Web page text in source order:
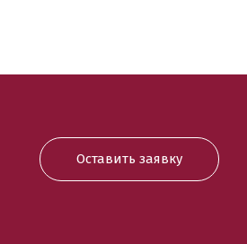
Оставить заявку